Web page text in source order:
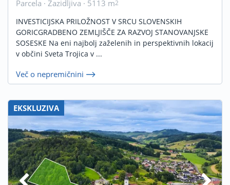
Parcela · Zazidljiva · 5113 m2
INVESTICIJSKA PRILOŽNOST V SRCU SLOVENSKIH
GORICGRADBENO ZEMLJIŠČE ZA RAZVOJ STANOVANJSKE
SOSESKE Na eni najbolj zaželenih in perspektivnih lokacij
v občini Sveta Trojica v ...
Več o nepremičnini
EKSKLUZIVA